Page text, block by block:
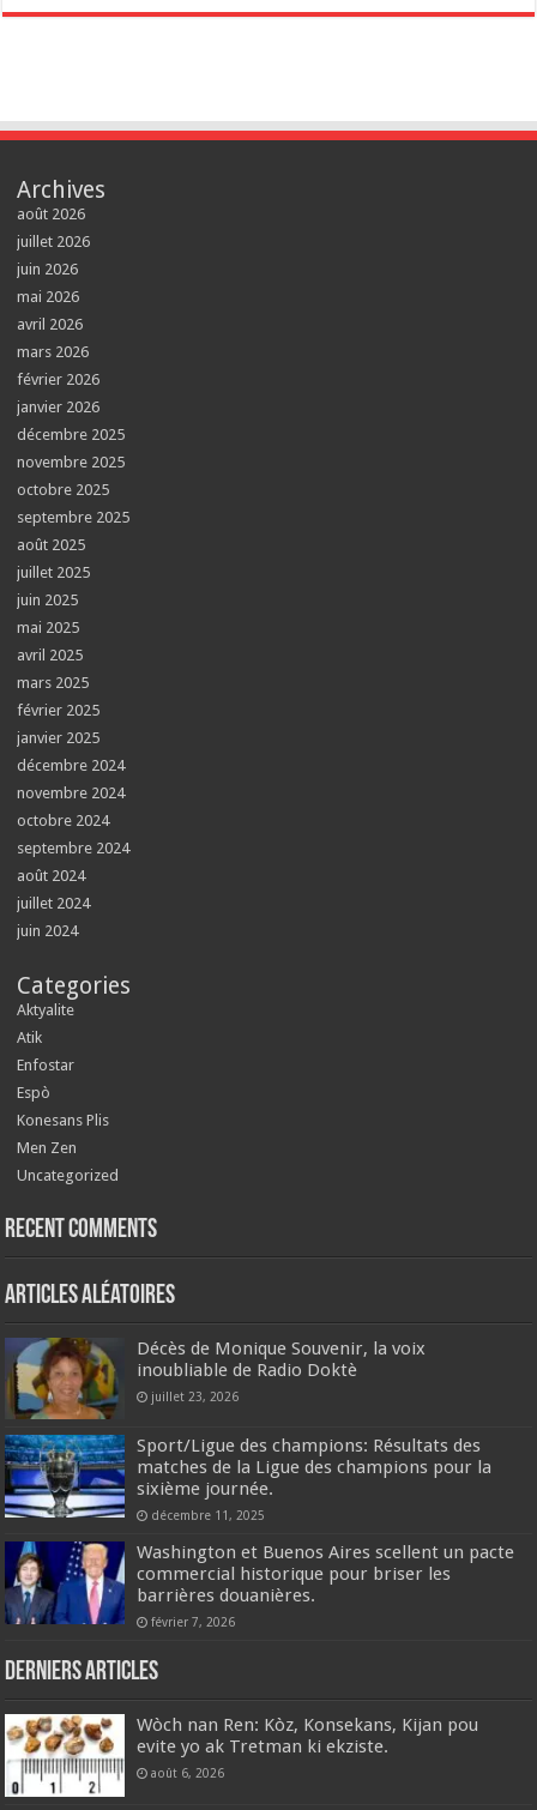
Archives
août 2026
juillet 2026
juin 2026
mai 2026
avril 2026
mars 2026
février 2026
janvier 2026
décembre 2025
novembre 2025
octobre 2025
septembre 2025
août 2025
juillet 2025
juin 2025
mai 2025
avril 2025
mars 2025
février 2025
janvier 2025
décembre 2024
novembre 2024
octobre 2024
septembre 2024
août 2024
juillet 2024
juin 2024
Categories
Aktyalite
Atik
Enfostar
Espò
Konesans Plis
Men Zen
Uncategorized
Recent Comments
Articles aléatoires
Décès de Monique Souvenir, la voix
inoubliable de Radio Doktè
juillet 23, 2026
Sport/Ligue des champions: Résultats des
matches de la Ligue des champions pour la
sixième journée.
décembre 11, 2025
Washington et Buenos Aires scellent un pacte
commercial historique pour briser les
barrières douanières.
février 7, 2026
Derniers articles
Wòch nan Ren: Kòz, Konsekans, Kijan pou
evite yo ak Tretman ki ekziste.
août 6, 2026